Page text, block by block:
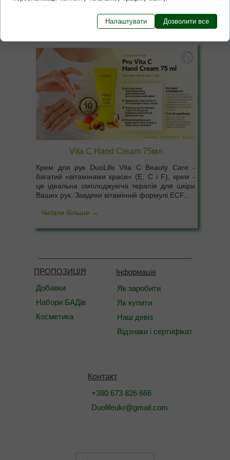
Vita C Hand Cream 75мл
Крем для рук DuoLife Vita C Beauty Care -
багатий «вітамінами краси» (E, C і F), крем -
це ідеальна омолоджуюча терапія для шкіри
Ваших рук. Завдяки вітамінній формулі ECF...
Читати більше →
ПРОПОЗИЦІЯ
Добавки
Набори БАДів
Косметика
Інформація
Як заробити
Як купити
Наш девіз
Відзнаки і сертифікат
Контакт
+380 673 826 666
Duolifeukr@gmail.com
Налаштувати Дозволити все